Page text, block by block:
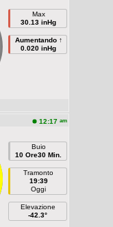
Max
30.13 inHg
Aumentando ↑
0.020 inHg
12:17 am
Buio
10 Ore30 Min.
Tramonto
19:39
Oggi
Elevazione
-42.3°